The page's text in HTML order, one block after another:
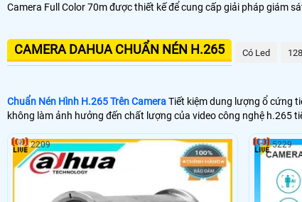
Camera Full Color 70m được thiết kế để cung cấp giải pháp giám
CAMERA DAHUA CHUẨN NÉN H.265 Có Led
Chuẩn Nén Hình H.265 Trên CameraTiết kiệm dung lượng ổ cứng
không làm ảnh hưởng đến chất lượng của video công nghệ h.265
2209 5229